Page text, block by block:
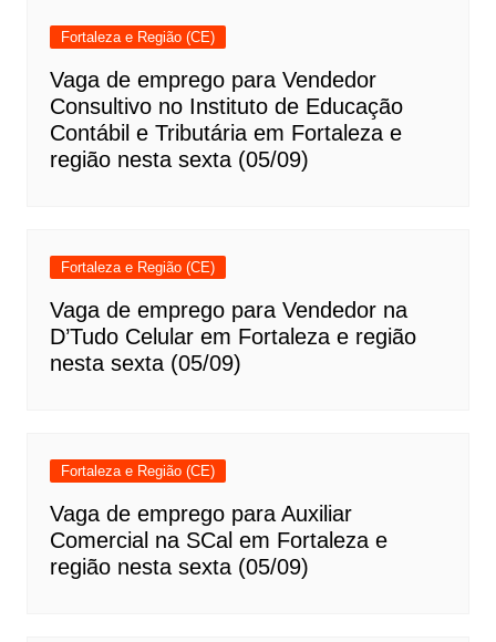
Fortaleza e Região (CE)
Vaga de emprego para Vendedor
Consultivo no Instituto de Educação
Contábil e Tributária em Fortaleza e
região nesta sexta (05/09)
Fortaleza e Região (CE)
Vaga de emprego para Vendedor na
D’Tudo Celular em Fortaleza e região
nesta sexta (05/09)
Fortaleza e Região (CE)
Vaga de emprego para Auxiliar
Comercial na SCal em Fortaleza e
região nesta sexta (05/09)